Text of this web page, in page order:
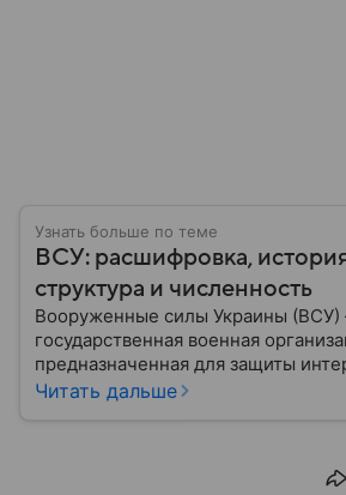
Узнать больше по теме
ВСУ: расшифровка,
структура и численность
Вооруженные силы Украины
государственная военная
предназначенная для защиты
военным путем. Была создана
Читать дальше